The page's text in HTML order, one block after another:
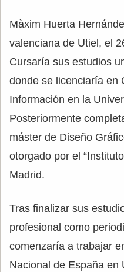
Màxim Huerta
valenciana de Utiel, el
Cursaría sus estudios
donde se licenciaría en
Información en la
Posteriormente
máster de Diseño
otorgado por el
Madrid.
Tras finalizar sus
profesional como
comenzaría a trabajar
Nacional de España en